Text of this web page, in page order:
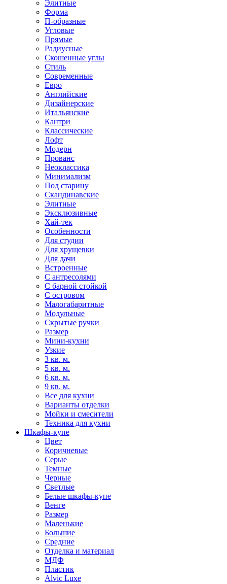
Элитные
Форма
П-образные
Угловые
Прямые
Радиусные
Скошенные углы
Стиль
Современные
Евро
Английские
Дизайнерские
Итальянские
Кантри
Классические
Лофт
Модерн
Прованс
Неоклассика
Минимализм
Под старину
Скандинавские
Элитные
Эксклюзивные
Хай-тек
Особенности
Для студии
Для хрущевки
Для дачи
Встроенные
С антресолями
С барной стойкой
С островом
Малогабаритные
Модульные
Скрытые ручки
Размер
Мини-кухни
Узкие
3 кв. м.
5 кв. м.
6 кв. м.
9 кв. м.
Все для кухни
Варианты отделки
Мойки и смесители
Техника для кухни
Шкафы-купе
Цвет
Коричневые
Серые
Темные
Черные
Светлые
Белые шкафы-купе
Венге
Размер
Маленькие
Большие
Средние
Отделка и материал
МДФ
Пластик
Alvic Luxe